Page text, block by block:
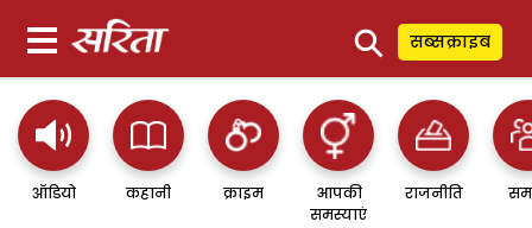
⚲ सब्सक्राइब
ऑडियो कहानी क्राइम
आपकी
समस्याएं
राजनीति